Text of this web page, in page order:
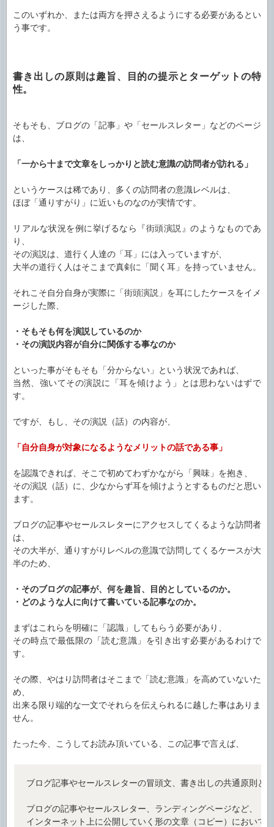
このいずれか、または両方を押さえるようにする必要があるとい
う事です。
書き出しの原則は趣旨、目的の提示とターゲットの特
性。
そもそも、ブログの「記事」や「セールスレター」などのページ
は、
「一から十まで文章をしっかりと読む意識の訪問者が訪れる」
というケースは稀であり、多くの訪問者の意識レベルは、
ほぼ「通りすがり」に近いものなのが実情です。
リアルな状況を例に挙げるなら『街頭演説』のようなものであ
り、
その演説は、道行く人達の「耳」には入っていますが、
大半の道行く人はそこまで真剣に「聞く耳」を持っていません。
それこそ自分自身が実際に「街頭演説」を耳にしたケースをイメ
ージした際、
・そもそも何を演説しているのか
・その演説内容が自分に関係する事なのか
といった事がそもそも「分からない」という状況であれば、
当然、強いてその演説に「耳を傾けよう」とは思わないはずで
す。
ですが、もし、その演説（話）の内容が、
「自分自身が対象になるようなメリットの話である事」
を認識できれば、そこで初めてわずかながら「興味」を抱き、
その演説（話）に、少なからず耳を傾けようとするものだと思い
ます。
ブログの記事やセールスレターにアクセスしてくるような訪問者
は、
その大半が、通りすがりレベルの意識で訪問してくるケースが大
半のため、
・そのブログの記事が、何を趣旨、目的としているのか。
・どのような人に向けて書いている記事なのか。
まずはこれらを明確に「認識」してもらう必要があり、
その時点で最低限の「読む意識」を引き出す必要があるわけで
す。
その際、やはり訪問者はそこまで「読む意識」を高めていないた
め、
出来る限り端的な一文でそれらを伝えられるに越した事はありま
せん。
たった今、こうしてお読み頂いている、この記事で言えば、
ブログ記事やセールスレターの冒頭文、書き出しの共通原則とは
ブログの記事やセールスレター、ランディングページなど、
インターネット上に公開していく形の文章（コピー）において